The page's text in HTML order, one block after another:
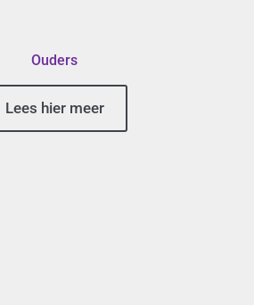
Ouders
Lees hier meer